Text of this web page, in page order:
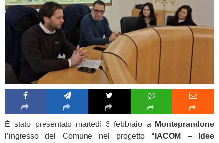
È stato presentato martedì 3 febbraio a
Monteprandone
l’ingresso del Comune nel progetto “IACOM – Idee